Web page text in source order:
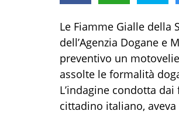
Le Fiamme Gialle della
dell’Agenzia Dogane e
preventivo un
assolte le formalità
L’indagine condotta
cittadino italiano,